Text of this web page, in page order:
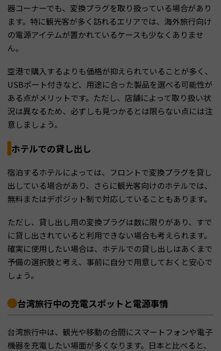
器コーナーでも、変換プラグを取り扱っている場合があり
ます。特に観光客が多く訪れるエリアでは、海外旅行向け
の電源アイテムが置かれているケースも少なくありませ
ん。
空港で購入するよりも価格が抑えられていることが多く、
USBポート付きなど、用途に合った製品を選べる可能性が
ある点がメリットです。ただし、店舗によって取り扱い状
況は異なるため、必ずしも見つかるとは限らない点には注
意しましょう。
ホテルでの貸し出し
宿泊するホテルによっては、フロントで変換プラグを貸し
出している場合があり、さらに観光客向けのホテルでは、
無料またはデポジット制で対応していることもあります。
ただし、貸し出し用の変換プラグは数に限りがあり、すで
に貸し出されていると利用できない場合も考えられます。
確実に使用したい場合は、ホテルでの貸し出しはあくまで
予備の選択肢と考え、事前に自分で用意しておくと安心で
しょう。
台湾旅行中の充電スポットと電源事情
台湾旅行中は、観光や移動の合間にスマートフォンや電子
機器を充電したい場面が多くなります。日本と比べると、